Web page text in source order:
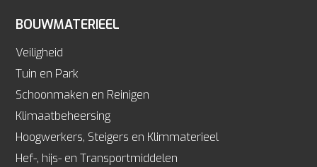
BOUWMATERIEEL
Veiligheid
Tuin en Park
Schoonmaken en Reinigen
Klimaatbeheersing
Hoogwerkers, Steigers en Klimmaterieel
Hef-, hijs- en Transportmiddelen